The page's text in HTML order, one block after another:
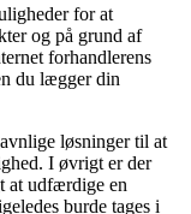
for at
og på grund af
forhandlerens
du lægger din
løsninger til at
I øvrigt er der
at udfærdige en
burde tages i